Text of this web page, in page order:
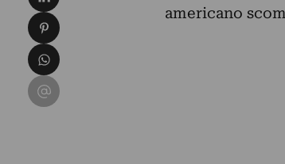
americano
Condividi su Pinterest
Condividi su WhatsApp
Condividi su Email